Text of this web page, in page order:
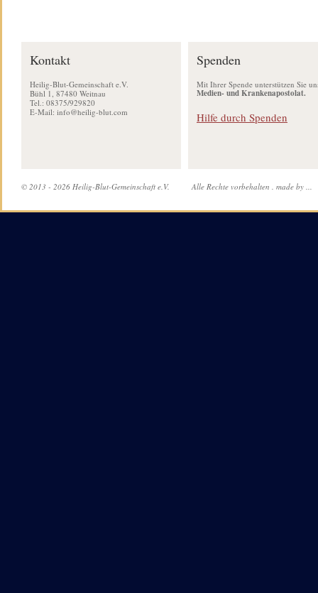
Kontakt
Heilig-Blut-Gemeinschaft e.V.
Bühl 1, 87480 Weitnau
Tel.: 08375/929820
E-Mail: info@heilig-blut.com
Spenden
Mit Ihrer Spende unterstützen Sie
Medien- und Krankenapostolat.
Hilfe durch Spenden
© 2013 - 2026 Heilig-Blut-Gemeinschaft e.V. Alle Rechte vorbehalten . made by ...